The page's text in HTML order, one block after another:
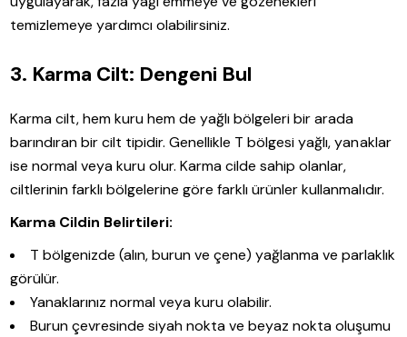
temizlemeye yardımcı olabilirsiniz.
3. Karma Cilt: Dengeni Bul
Karma cilt, hem kuru hem de yağlı bölgeleri bir arada
barındıran bir cilt tipidir. Genellikle T bölgesi yağlı, yanaklar
ise normal veya kuru olur. Karma cilde sahip olanlar,
ciltlerinin farklı bölgelerine göre farklı ürünler kullanmalıdır.
Karma Cildin Belirtileri:
T bölgenizde (alın, burun ve çene) yağlanma ve parlaklık
görülür.
Yanaklarınız normal veya kuru olabilir.
Burun çevresinde siyah nokta ve beyaz nokta oluşumu